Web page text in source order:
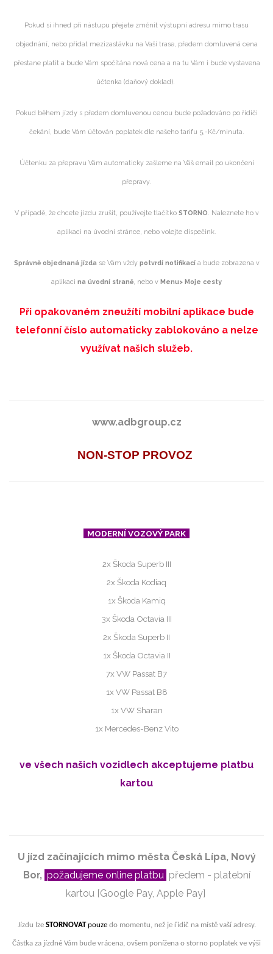
Pokud si ihned při nástupu přejete změnit výstupní adresu mimo trasu
objednání, nebo přidat mezizastávku na Vaší trase, předem domluvená cena
přestane platit a bude Vám spočítána nová cena a na tu Vám i bude vystavena
účtenka (daňový doklad).
Pokud během jízdy s předem domluvenou cenou bude požadováno po řidiči
čekání, bude Vám účtován poplatek dle našeho tarifu 5,-Kč/minuta.
Účtenku za přepravu Vám automaticky zašleme na Váš email po ukončení
přepravy.
V případě, že chcete jízdu zrušit, používejte tlačítkoSTORNO . Naleznete ho v
aplikaci na úvodní stránce, nebo volejte dispečink.
Správně objednaná jízda se Vám vždy potvrdí notifikací a bude zobrazena v
aplikaci na úvodní straně , nebo v Menu> Moje cesty
Při opakovaném zneužítí mobilní aplikace bude
telefonní číslo automaticky zablokováno a nelze
využívat našich služeb.
www.adbgroup.cz
NON-STOP PROVOZ
MODERNÍ VOZOVÝ PARK
2x Škoda Superb III
2x Škoda Kodiaq
1x Škoda Kamiq
3x Škoda Octavia III
2x Škoda Superb II
1x Škoda Octavia II
7x VW Passat B7
1x VW Passat B8
1x VW Sharan
1x Mercedes-Benz Vito
ve všech našich vozidlech akceptujeme platbu
kartou
U jízd začínajících mimo města Česká Lípa, Nový
Bor, požadujeme online platbu předem - platební
kartou [Google Pay, Apple Pay]
Jízdu lze STORNOVAT pouzedo momentu, než je řidič na místě vaší adresy.
Částka za jízdné Vám bude vrácena, ovšem ponížena o storno poplatek ve výši